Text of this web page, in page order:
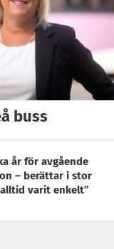
buss
år för avgående
– berättar i stor
varit enkelt”